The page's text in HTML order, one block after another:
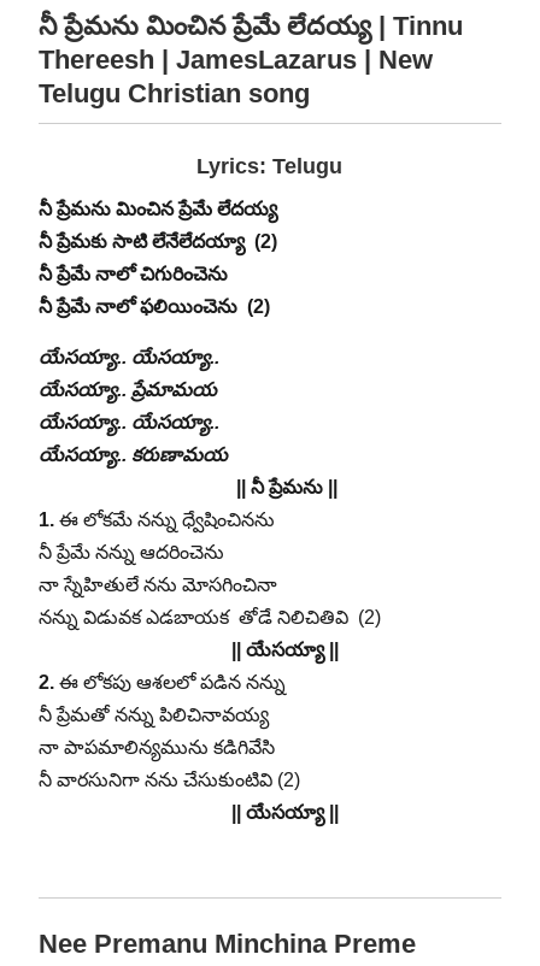
నీ ప్రేమను మించిన ప్రేమే లేదయ్య | Tinnu
Thereesh | JamesLazarus | New
Telugu Christian song
Lyrics: Telugu
నీ ప్రేమను మించిన ప్రేమే లేదయ్య
నీ ప్రేమకు సాటి లేనేలేదయ్యా (2)
నీ ప్రేమే‌ నాలో చిగురించెను
నీ ప్రేమే నాలో ఫలియించెను ‌ (2)
యేసయ్యా.. యేసయ్యా..
యేసయ్యా.. ప్రేమామయ
యేసయ్యా.. యేసయ్యా..
యేసయ్యా.. కరుణామయ
|| నీ ప్రేమను ||
1. ఈ లోకమే నన్ను ధ్వేషించినను
నీ ప్రేమే నన్ను ఆదరించెను
నా స్నేహితులే నను మోసగించినా
నన్ను విడువక ఎడబాయక తోడే నిలిచితివి (2)
|| యేసయ్యా ||
2. ఈ లోకపు ఆశలలో పడిన నన్ను
నీ ప్రేమతో నన్ను పిలిచినావయ్య
నా పాపమాలిన్యమును కడిగివేసి
నీ వారసునిగా నను చేసుకుంటివి (2)
|| యేసయ్యా ||
Nee Premanu Minchina Preme